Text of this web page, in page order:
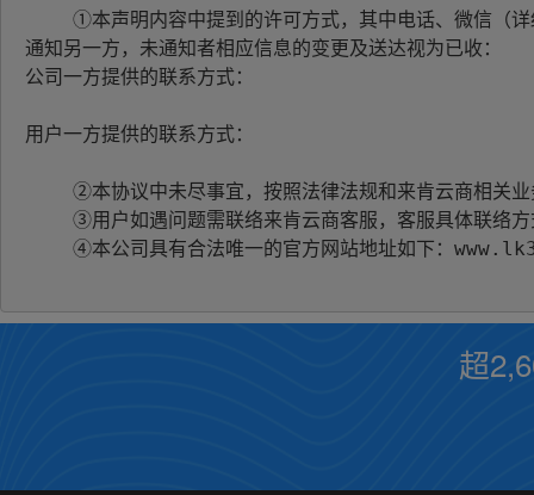
通知另一方，未通知者相应信息的变更及送达视为已收：
公司一方提供的联系方式：
用户一方提供的联系方式：
超